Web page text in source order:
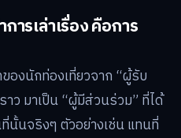
รเล่าเรื่อง คือการ
องนักท่องเที่ยวจาก “ผู้รับ
าว มาเป็น “ผู้มีส่วนร่วม” ที่ได้
นั้นจริงๆ ตัวอย่างเช่น แทนที่